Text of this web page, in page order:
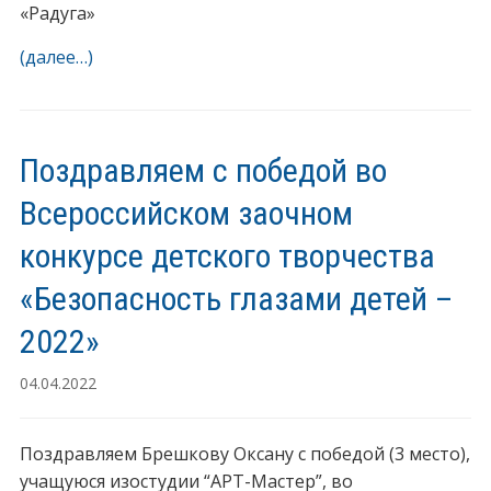
«Радуга»
(далее…)
Поздравляем с победой во
Всероссийском заочном
конкурсе детского творчества
«Безопасность глазами детей –
2022»
04.04.2022
Поздравляем Брешкову Оксану с победой (3 место),
учащуюся изостудии “АРТ-Мастер”, во